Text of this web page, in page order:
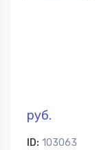
руб.
ID: 103063